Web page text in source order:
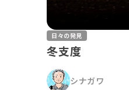
冬支度
シナガワ
日々の発見